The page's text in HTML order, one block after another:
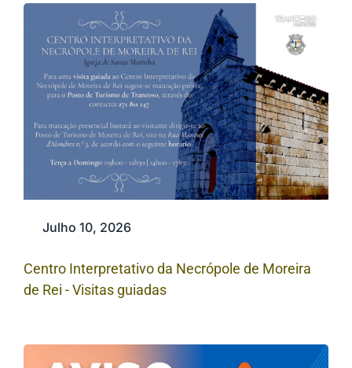
Julho 10, 2026
Centro Interpretativo da Necrópole de Moreira
de Rei - Visitas guiadas